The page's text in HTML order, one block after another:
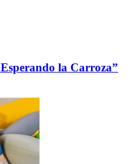
la Carroza”